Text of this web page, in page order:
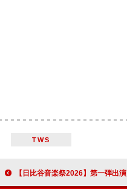
TWS
【日比谷音楽祭2026】第一弾出演アーティスト発表 ふみの／ORANGE